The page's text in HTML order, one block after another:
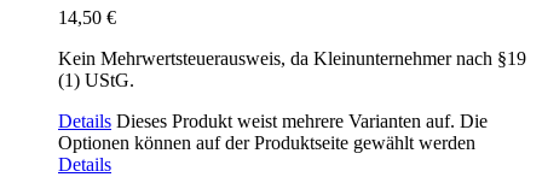
14,50 €
Kein Mehrwertsteuerausweis, da Kleinunternehmer nach §19
(1) UStG.
Details Dieses Produkt weist mehrere Varianten auf. Die
Optionen können auf der Produktseite gewählt werden
Details